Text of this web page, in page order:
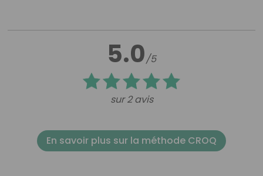
5.0/5
sur 2 avis
En savoir plus sur la méthode CROQ